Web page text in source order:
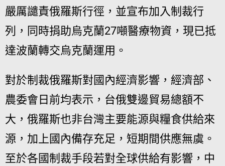
嚴厲譴責俄羅斯行徑，並宣布加入制裁行
列，同時捐助烏克蘭27噸醫療物資，現已抵
達波蘭轉交烏克蘭運用。
對於制裁俄羅斯對國內經濟影響，經濟部、
農委會日前均表示，台俄雙邊貿易總額不
大，俄羅斯也非台灣主要能源與糧食供給來
源，加上國內備存充足，短期間供應無虞。
至於各國制裁手段若對全球供給有影響，中